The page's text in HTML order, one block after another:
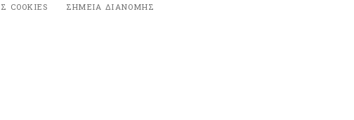
COOKIES
ΣΗΜΕΙΑ ΔΙΑΝΟΜΗΣ